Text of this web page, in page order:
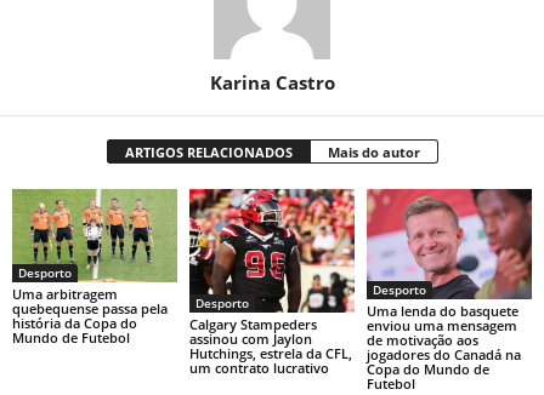
Karina Castro
ARTIGOS RELACIONADOS Mais do autor
Desporto
Uma arbitragem
quebequense passa pela
história da Copa do
Mundo de Futebol
Desporto
Calgary Stampeders
assinou com Jaylon
Hutchings, estrela da CFL,
um contrato lucrativo
Desporto
Uma lenda do basquete
enviou uma mensagem
de motivação aos
jogadores do Canadá na
Copa do Mundo de
Futebol